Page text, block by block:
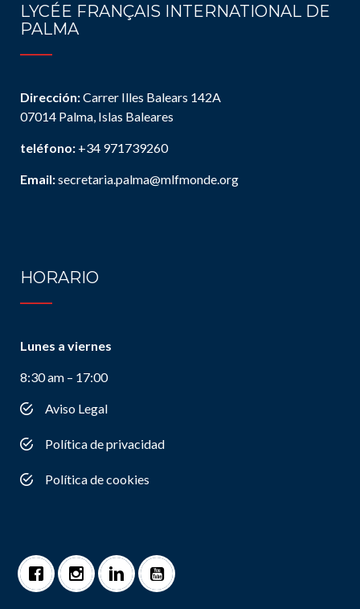
LYCÉE FRANÇAIS INTERNATIONAL DE
PALMA
Dirección:Carrer Illes Balears 142A
07014 Palma, Islas Baleares
teléfono: +34 971739260
Email:secretaria.palma@mlfmonde.org
HORARIO
Lunes a viernes
8:30 am – 17:00
Aviso Legal
Política de privacidad
Política de cookies